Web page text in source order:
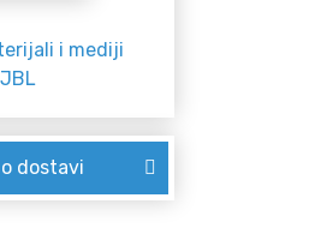
i mediji
JBL
dostavi